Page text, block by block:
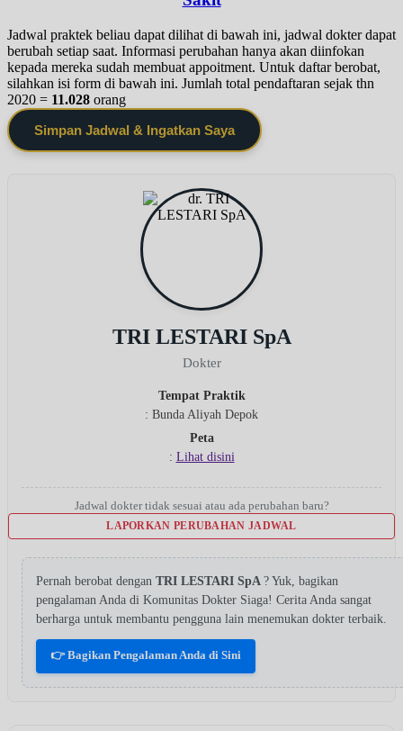
Jadwal praktek beliau dapat dilihat di bawah ini, jadwal dokter dapat
berubah setiap saat. Informasi perubahan hanya akan diinfokan
kepada mereka sudah membuat appoitment. Untuk daftar berobat,
silahkan isi form di bawah ini. Jumlah total pendaftaran sejak thn
2020 = 11.028 orang
Simpan Jadwal & Ingatkan Saya
TRI LESTARI SpA
Dokter
Tempat Praktik
: Bunda Aliyah Depok
Peta
: Lihat disini
Jadwal dokter tidak sesuai atau ada perubahan baru?
LAPORKAN PERUBAHAN JADWAL
Pernah berobat dengan TRI LESTARI SpA ? Yuk, bagikan
pengalaman Anda di Komunitas Dokter Siaga! Cerita Anda sangat
berharga untuk membantu pengguna lain menemukan dokter terbaik.
👉 Bagikan Pengalaman Anda di Sini